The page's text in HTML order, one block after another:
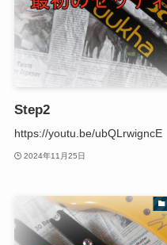
Step2
https://youtu.be/ubQLrwigncE
2024年11月25日